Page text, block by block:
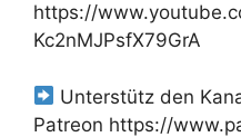
https://
Kc2nMJPsfX79GrA
Unterstütz den
Patreon https://